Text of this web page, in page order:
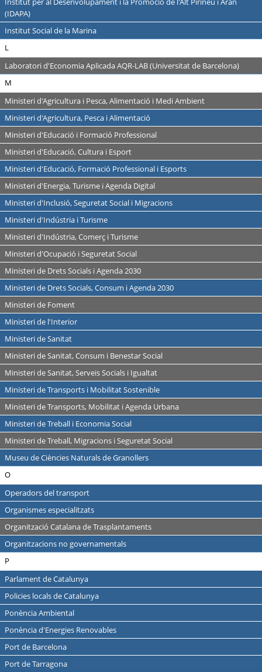
(IDAPA)
Institut Social de la Marina
L
Laboratori d'Economia Aplicada AQR-LAB (Universitat de Barcelona)
M
Ministeri d'Agricultura i Pesca, Alimentació i Medi Ambient
Ministeri d'Agricultura, Pesca i Alimentació
Ministeri d'Educació i Formació Professional
Ministeri d'Educació, Cultura i Esport
Ministeri d'Educació, Formació Professional i Esports
Ministeri d'Energia, Turisme i Agenda Digital
Ministeri d'Inclusió, Seguretat Social i Migracions
Ministeri d'Indústria i Turisme
Ministeri d'Indústria, Comerç i Turisme
Ministeri d'Ocupació i Seguretat Social
Ministeri de Drets Socials i Agenda 2030
Ministeri de Drets Socials, Consum i Agenda 2030
Ministeri de Foment
Ministeri de l'Interior
Ministeri de Sanitat
Ministeri de Sanitat, Consum i Benestar Social
Ministeri de Sanitat, Serveis Socials i Igualtat
Ministeri de Transports i Mobilitat Sostenible
Ministeri de Transports, Mobilitat i Agenda Urbana
Ministeri de Treball i Economia Social
Ministeri de Treball, Migracions i Seguretat Social
Museu de Ciències Naturals de Granollers
O
Operadors del transport
Organismes especialitzats
Organització Catalana de Trasplantaments
Organitzacions no governamentals
P
Parlament de Catalunya
Policies locals de Catalunya
Ponència Ambiental
Ponència d'Energies Renovables
Port de Barcelona
Port de Tarragona